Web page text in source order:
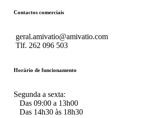
Contactos comerciais
geral.amivatio@amivatio.com
Tlf. 262 096 503
Horário de funcionamento
Segunda a sexta:
Das 09:00 a 13h00
Das 14h30 às 18h30